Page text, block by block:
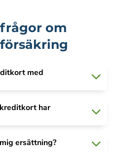
om
med
har
ersättning?